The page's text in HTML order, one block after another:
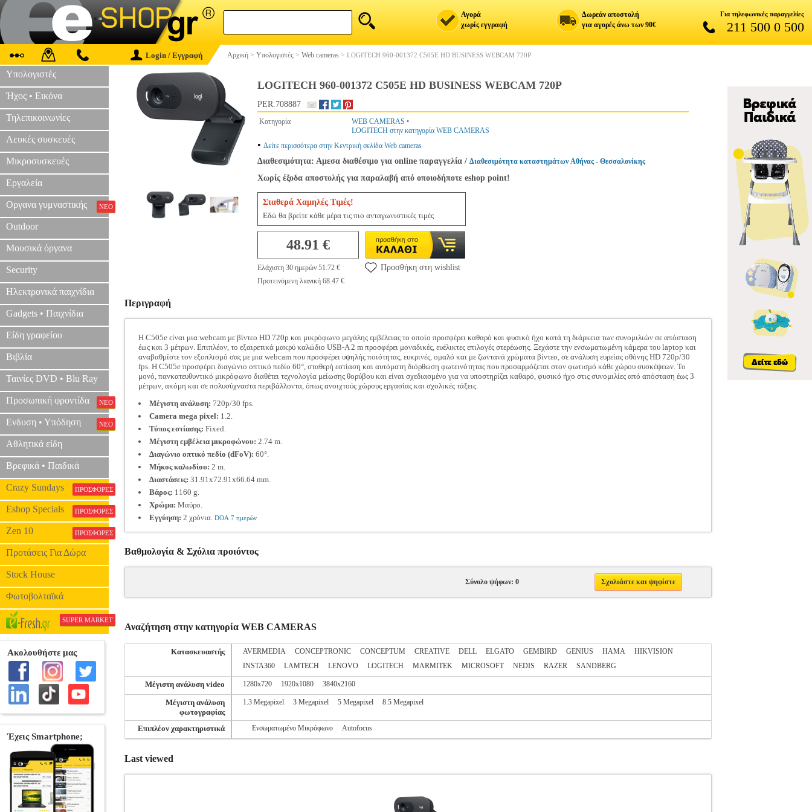
Αγορά
χωρίς εγγραφή
Δωρεάν αποστολή
για αγορές άνω των 90€
Για τηλεφωνικές παραγγελίες
211 500 0 500
Login / Εγγραφή Αρχική > Υπολογιστές > Web cameras > LOGITECH 960-001372 C505E HD BUSINESS WEBCAM 720P
Υπολογιστές
Ήχος • Εικόνα
Τηλεπικοινωνίες
Λευκές συσκευές
Μικροσυσκευές
Εργαλεία
Οργανα γυμναστικής ΝΕΟ
Outdoor
Μουσικά όργανα
Security
Ηλεκτρονικά παιχνίδια
Gadgets • Παιχνίδια
Είδη γραφείου
Βιβλία
Ταινίες DVD • Blu Ray
Προσωπική φροντίδα ΝΕΟ
Ενδυση • Υπόδηση ΝΕΟ
Αθλητικά είδη
Βρεφικά • Παιδικά
Crazy Sundays ΠΡΟΣΦΟΡΕΣ
Eshop Specials ΠΡΟΣΦΟΡΕΣ
Zen 10 ΠΡΟΣΦΟΡΕΣ
Προτάσεις Για Δώρα
Stock House
Φωτοβολταϊκά
SUPER MARKET
LOGITECH 960-001372 C505E HD BUSINESS WEBCAM 720P
PER.708887
Κατηγορία WEB CAMERAS •
LOGITECH στην κατηγορία WEB CAMERAS
• Δείτε περισσότερα στην Κεντρική σελίδα Web cameras
Διαθεσιμότητα: Αμεσα διαθέσιμο για online παραγγελία / Διαθεσιμότητα καταστημάτων Αθήνας - Θεσσαλονίκης
Χωρίς έξοδα αποστολής για παραλαβή από οποιοδήποτε eshop point!
Σταθερά Χαμηλές Τιμές!
Εδώ θα βρείτε κάθε μέρα τις πιο ανταγωνιστικές τιμές
48.91 €
Ελάχιστη 30 ημερών 51.72 €
Προτεινόμενη λιανική 68.47 €
Προσθήκη στη wishlist
Περιγραφή
Η C505e είναι μια webcam με βίντεο HD 720p και μικρόφωνο μεγάλης εμβέλειας το οποίο προσφέρει καθαρό και φυσικό ήχο κατά τη διάρκεια των συνομιλιών σε απόσταση
έως και 3 μέτρων. Επιπλέον, το εξαιρετικά μακρύ καλώδιο USB-A 2 m προσφέρει μοναδικές, ευέλικτες επιλογές στερέωσης. Ξεχάστε την ενσωματωμένη κάμερα του laptop και
αναβαθμίστε τον εξοπλισμό σας με μια webcam που προσφέρει υψηλής ποιότητας, ευκρινές, ομαλό και με ζωντανά χρώματα βίντεο, σε ανάλυση ευρείας οθόνης HD 720p/30
fps. Η C505e προσφέρει διαγώνιο οπτικό πεδίο 60°, σταθερή εστίαση και αυτόματη διόρθωση φωτεινότητας που προσαρμόζεται στον φωτισμό κάθε χώρου συσκέψεων. Το
μονό, πανκατευθυντικό μικρόφωνο διαθέτει τεχνολογία μείωσης θορύβου και είναι σχεδιασμένο για να υποστηρίζει καθαρό, φυσικό ήχο στις συνομιλίες από απόσταση έως 3
μέτρων, ακόμη και σε πολυσύχναστα περιβάλλοντα, όπως ανοιχτούς χώρους εργασίας και σχολικές τάξεις.
Μέγιστη ανάλυση: 720p/30 fps.
Camera mega pixel: 1.2.
Τύπος εστίασης: Fixed.
Μέγιστη εμβέλεια μικροφώνου: 2.74 m.
Διαγώνιο οπτικό πεδίο (dFoV): 60°.
Μήκος καλωδίου: 2 m.
Διαστάσεις: 31.91x72.91x66.64 mm.
Βάρος: 1160 g.
Χρώμα: Μαύρο.
Εγγύηση: 2 χρόνια. DOA 7 ημερών
Βαθμολογία & Σχόλια προιόντος
Σύνολο ψήφων: 0 Σχολιάστε και ψηφίστε
Αναζήτηση στην κατηγορία WEB CAMERAS
Κατασκευαστής AVERMEDIA CONCEPTRONIC CONCEPTUM CREATIVE DELL ELGATO GEMBIRD GENIUS HAMA
HIKVISION
INSTA360
LAMTECH LENOVO LOGITECH MARMITEK MICROSOFT NEDIS RAZER SANDBERG
Μέγιστη ανάλυση video 1280x720 1920x1080 3840x2160
Μέγιστη ανάλυση
φωτογραφίας
1.3 Megapixel 3 Megapixel 5 Megapixel 8.5 Megapixel
Επιπλέον χαρακτηριστικά Ενσωματωμένο Μικρόφωνο Autofocus
Last viewed